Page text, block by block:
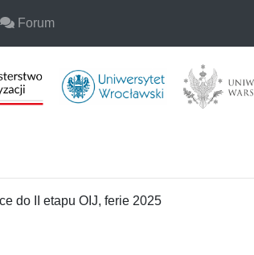
Forum
do II etapu OIJ, ferie 2025